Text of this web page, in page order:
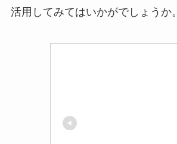
活用してみてはいかがでしょうか。